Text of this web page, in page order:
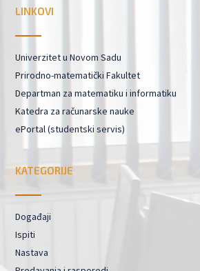
LINKOVI
Univerzitet u Novom Sadu
Prirodno-matematički Fakultet
Departman za matematiku i informatiku
Katedra za računarske nauke
ePortal (studentski servis)
KATEGORIJE
Događaji
Ispiti
Nastava